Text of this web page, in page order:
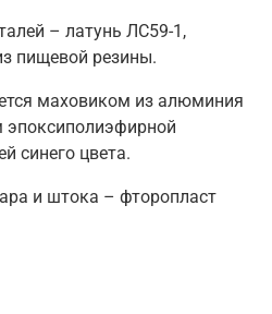
– латунь ЛС59-1,
пищевой резины.
маховиком из алюминия
синего цвета.
и штока – фторопласт